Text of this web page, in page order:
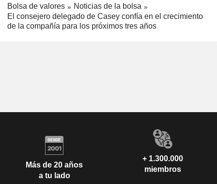
Bolsa de valores
Noticias de la bolsa
El consejero delegado de Casey confía en el crecimiento
de la compañía para los próximos tres años
Más de 20 años
a tu lado
+ 1.300.000
miembros